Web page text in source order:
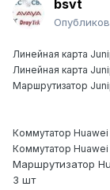
bsvt
Линейная карта
Линейная карта
Маршрутизатор
Коммутатор Huawei
Коммутатор Huawei
Маршрутизатор
3 шт